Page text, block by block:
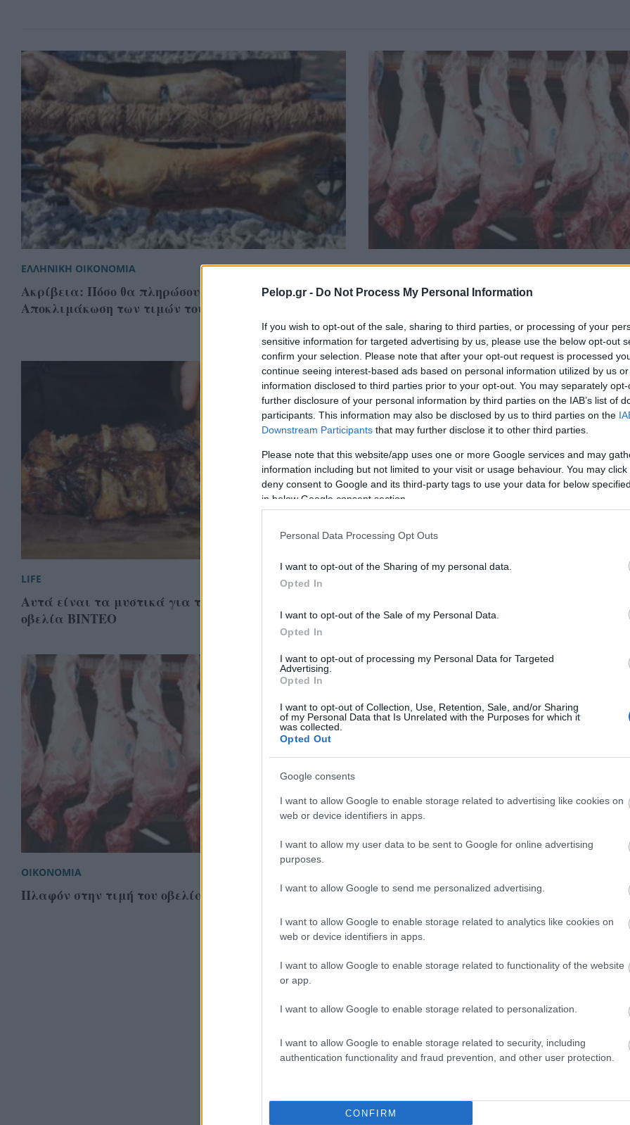
Pelop.gr - Do Not Process My Personal Information
If you wish to opt-out of the sale, sharing to third parties, or processing of your
sensitive information for targeted advertising by us, please use the below opt-out
confirm your selection. Please note that after your opt-out request is processed
continue seeing interest-based ads based on personal information utilized by us
information disclosed to third parties prior to your opt-out. You may separately
further disclosure of your personal information by third parties on the IAB’s list of
participants. This information may also be disclosed by us to third parties on the
Downstream Participants that may further disclose it to other third parties.
Please note that this website/app uses one or more Google services and may
information including but not limited to your visit or usage behaviour. You may
deny consent to Google and its third-party tags to use your data for below
in below Google consent section.
Personal Data Processing Opt Outs
I want to opt-out of the Sharing of my personal data.
Opted In
I want to opt-out of the Sale of my Personal Data.
Opted In
I want to opt-out of processing my Personal Data for Targeted
Advertising.
Opted In
I want to opt-out of Collection, Use, Retention, Sale, and/or Sharing
of my Personal Data that Is Unrelated with the Purposes for which it
was collected.
Opted Out
Google consents
I want to allow Google to enable storage related to advertising like cookies on
web or device identifiers in apps.
I want to allow my user data to be sent to Google for online advertising
purposes.
I want to allow Google to send me personalized advertising.
I want to allow Google to enable storage related to analytics like cookies on
web or device identifiers in apps.
I want to allow Google to enable storage related to functionality of the website
or app.
I want to allow Google to enable storage related to personalization.
I want to allow Google to enable storage related to security, including
authentication functionality and fraud prevention, and other user protection.
CONFIRM
ΕΛΛΗΝΙΚΗ ΟΙΚΟΝΟΜΙΑ
Ακρίβεια: Πόσο θα πληρώσουμε τον οβελία φέτος –
Aποκλιμάκωση των τιμών τους επόμενες μήνες
ΕΛΛΗΝΙΚΗ ΟΙΚΟΝΟΜΙΑ
Πάσχα 2024: «Πόλεμος» για την τιμή του
κτηνοτρόφους
LIFE
Αυτά είναι τα μυστικά για το σωστό ψήσιμο του
οβελία ΒΙΝΤΕΟ
Πάσχα 2023: Πόσο θα στοιχίσει φέτος ο
λένε κρεοπώλες και κτηνοτρόφοι
ΟΙΚΟΝΟΜΙΑ
Πλαφόν στην τιμή του οβελία ζητούν οι κρεοπώλες